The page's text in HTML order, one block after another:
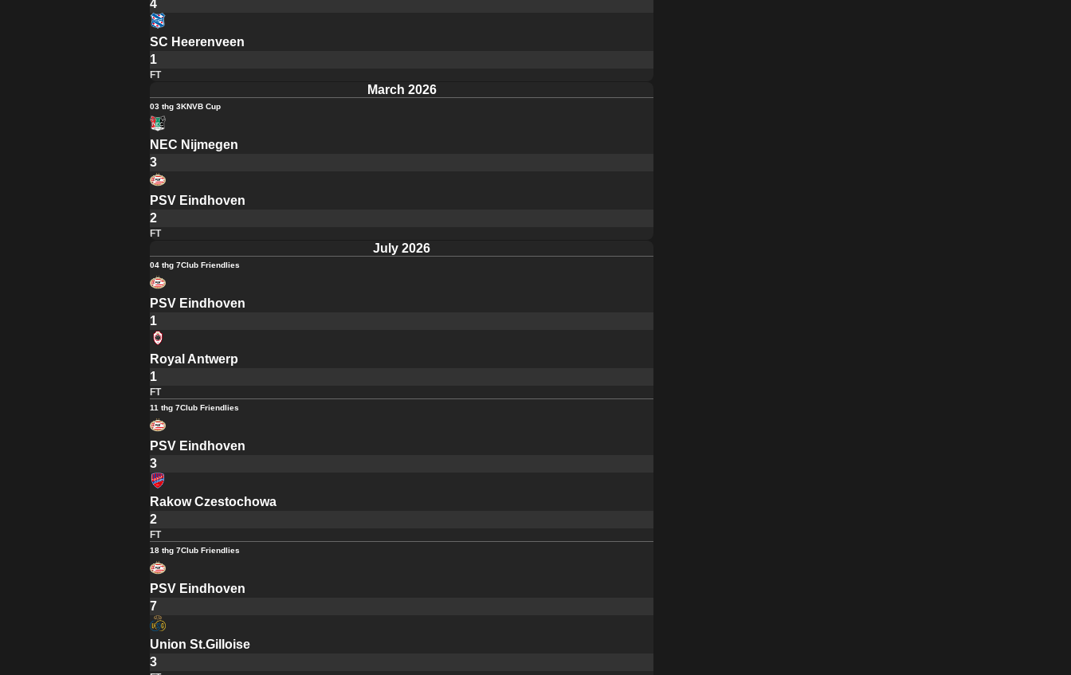
4
SC Heerenveen
1
FT
March 2026
03 thg 3KNVB Cup
NEC Nijmegen
3
PSV Eindhoven
2
FT
July 2026
04 thg 7Club Friendlies
PSV Eindhoven
1
Royal Antwerp
1
FT
11 thg 7Club Friendlies
PSV Eindhoven
3
Rakow Czestochowa
2
FT
18 thg 7Club Friendlies
PSV Eindhoven
7
Union St.Gilloise
3